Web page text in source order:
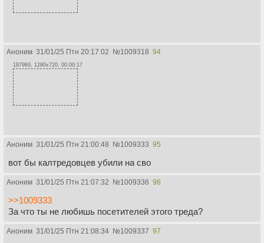
Аноним 31/01/25 Птн 20:17:02 №1009318 94
1879Кб, 1280x720, 00:00:17
Аноним 31/01/25 Птн 21:00:48 №1009333 95
вот бы калтредовцев убили на сво
Аноним 31/01/25 Птн 21:07:32 №1009336 96
>>1009333
За что ты не любишь посетителей этого треда?
Аноним 31/01/25 Птн 21:08:34 №1009337 97